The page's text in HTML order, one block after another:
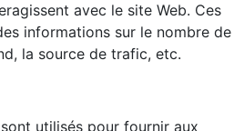
avec le site Web. Ces
informations sur le nombre de
la source de trafic, etc.
utilisés pour fournir aux